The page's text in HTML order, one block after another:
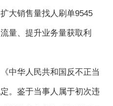
大销售量找人刷单9545
量、提升业务量获取利
华人民共和国反不正当
。鉴于当事人属于初次违